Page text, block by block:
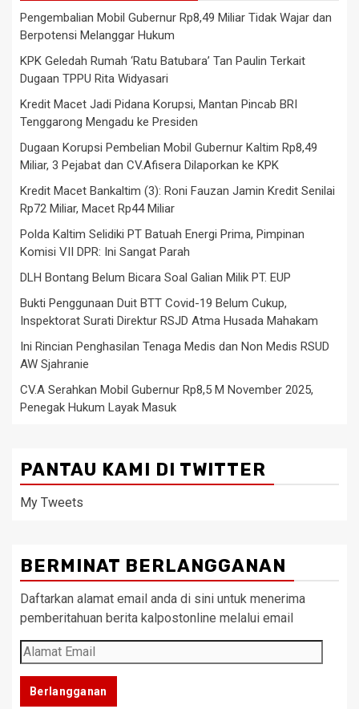
Pengembalian Mobil Gubernur Rp8,49 Miliar Tidak Wajar dan
Berpotensi Melanggar Hukum
KPK Geledah Rumah ‘Ratu Batubara’ Tan Paulin Terkait
Dugaan TPPU Rita Widyasari
Kredit Macet Jadi Pidana Korupsi, Mantan Pincab BRI
Tenggarong Mengadu ke Presiden
Dugaan Korupsi Pembelian Mobil Gubernur Kaltim Rp8,49
Miliar, 3 Pejabat dan CV.Afisera Dilaporkan ke KPK
Kredit Macet Bankaltim (3): Roni Fauzan Jamin Kredit Senilai
Rp72 Miliar, Macet Rp44 Miliar
Polda Kaltim Selidiki PT Batuah Energi Prima, Pimpinan
Komisi VII DPR: Ini Sangat Parah
DLH Bontang Belum Bicara Soal Galian Milik PT. EUP
Bukti Penggunaan Duit BTT Covid-19 Belum Cukup,
Inspektorat Surati Direktur RSJD Atma Husada Mahakam
Ini Rincian Penghasilan Tenaga Medis dan Non Medis RSUD
AW Sjahranie
CV.A Serahkan Mobil Gubernur Rp8,5 M November 2025,
Penegak Hukum Layak Masuk
PANTAU KAMI DI TWITTER
My Tweets
BERMINAT BERLANGGANAN
Daftarkan alamat email anda di sini untuk menerima
pemberitahuan berita kalpostonline melalui email
Alamat
Email
Berlangganan